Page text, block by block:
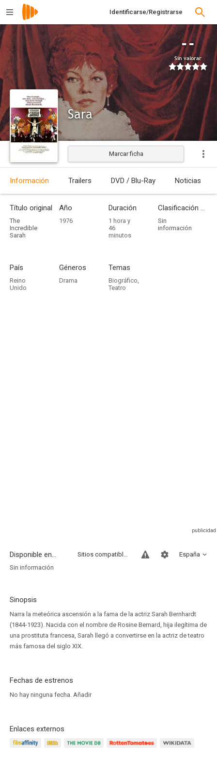
Identificarse/Registrarse
--
Sin valorar
Sara
Estrenada
Marcar ficha
Información Trailers DVD / Blu-Ray Noticias
Título original
The
Incredible
Sarah
Año
1976
Duración
1 hora y
46
minutos
Clasificación por edades
Sin
información
País
Reino
Unido
Géneros
Drama
Temas
Biográfico,
Teatro
Disponible en... España
Sitios compatibles
Sin información
Sinopsis
Narra la meteórica ascensión a la fama de la actriz Sarah Bernhardt
(1844-1923). Nacida con el nombre de Rosine Bernard, hija ilegítima de
una prostituta francesa, Sarah llegó a convertirse en la actriz de teatro
más famosa del siglo XIX.
Fechas de estrenos
No hay ninguna fecha. Añadir
Enlaces externos